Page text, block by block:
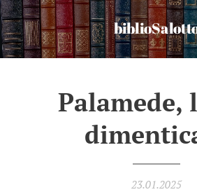
Palamede,
23.01.2025